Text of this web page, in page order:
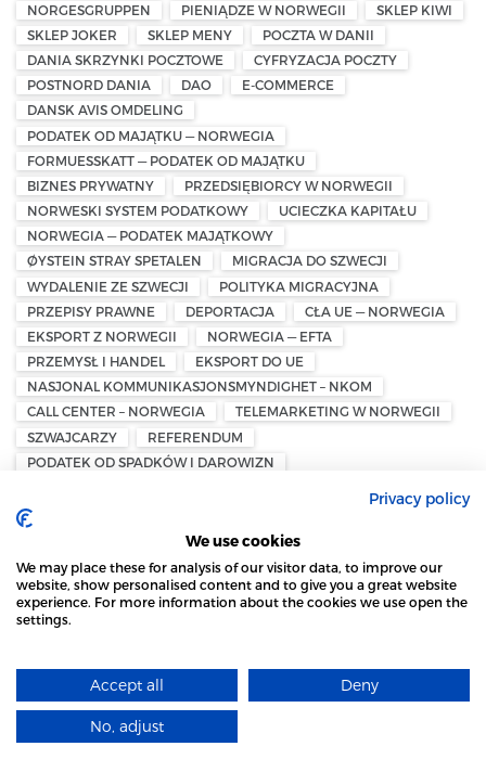
NORGESGRUPPEN
PIENIĄDZE W NORWEGII
SKLEP KIWI
SKLEP JOKER
SKLEP MENY
POCZTA W DANII
DANIA SKRZYNKI POCZTOWE
CYFRYZACJA POCZTY
POSTNORD DANIA
DAO
E-COMMERCE
DANSK AVIS OMDELING
PODATEK OD MAJĄTKU — NORWEGIA
FORMUESSKATT — PODATEK OD MAJĄTKU
BIZNES PRYWATNY
PRZEDSIĘBIORCY W NORWEGII
NORWESKI SYSTEM PODATKOWY
UCIECZKA KAPITAŁU
NORWEGIA — PODATEK MAJĄTKOWY
ØYSTEIN STRAY SPETALEN
MIGRACJA DO SZWECJI
WYDALENIE ZE SZWECJI
POLITYKA MIGRACYJNA
PRZEPISY PRAWNE
DEPORTACJA
CŁA UE — NORWEGIA
EKSPORT Z NORWEGII
NORWEGIA — EFTA
PRZEMYSŁ I HANDEL
EKSPORT DO UE
NASJONAL KOMMUNIKASJONSMYNDIGHET – NKOM
CALL CENTER – NORWEGIA
TELEMARKETING W NORWEGII
SZWAJCARZY
REFERENDUM
PODATEK OD SPADKÓW I DAROWIZN
KLARNA — USD
MiCA — RYNKI KRYPTOAKTYWÓW
NORWESKO-POLSKA IZBA HANDLOWA — NPCC
NPCC – NORWEGIAN POLISH CHAMBER OF COMMERCE
ZAKAZ PALENIA
PRAWO TYTONIOWE W NORWEGII
INDYWIDUALNE OSZCZĘDNOŚCI EMERYTALNE — IPS
PLANOWANIE EMERYTALNE W NORWEGII
ŚNIEŻNY CHAOS W SZWECJI
STRONA LOCAL MARKET WYKORZYSTUJE PLIKI
DOWIEDZ SIĘ WIĘCEJ
Privacy policy
We use cookies
We may place these for analysis of our visitor data, to improve our
website, show personalised content and to give you a great website
experience. For more information about the cookies we use open the
settings.
Accept all Deny
No, adjust